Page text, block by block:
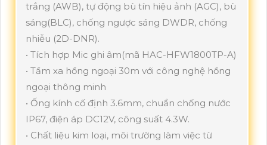
trắng (AWB), tự động bù tín hiệu ảnh (AGC), bù
sáng(BLC), chống ngược sáng DWDR, chống
nhiễu (2D-DNR).
• Tích hợp Mic ghi âm(mã HAC-HFW1800TP-A)
• Tầm xa hồng ngoại 30m với công nghệ hồng
ngoại thông minh
• Ống kính cố định 3.6mm, chuẩn chống nước
IP67, điện áp DC12V, công suất 4.3W.
• Chất liệu kim loại, môi trường làm việc từ